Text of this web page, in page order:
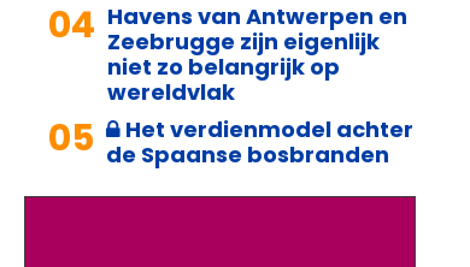
04 Havens van Antwerpen en
Zeebrugge zijn eigenlijk
niet zo belangrijk op
wereldvlak
05
Het verdienmodel achter
de Spaanse bosbranden